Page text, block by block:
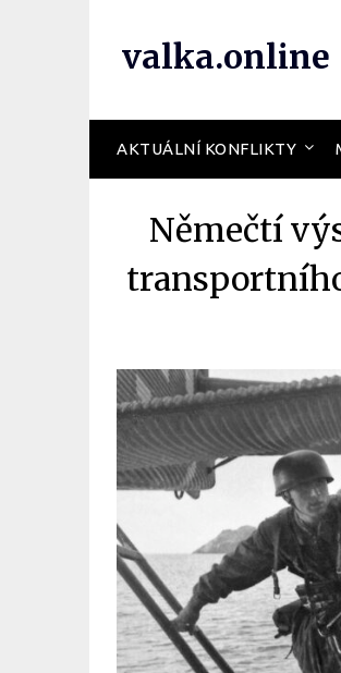
valka.online
AKTUÁLNÍ KONFLIKTY
Němečtí
transportního